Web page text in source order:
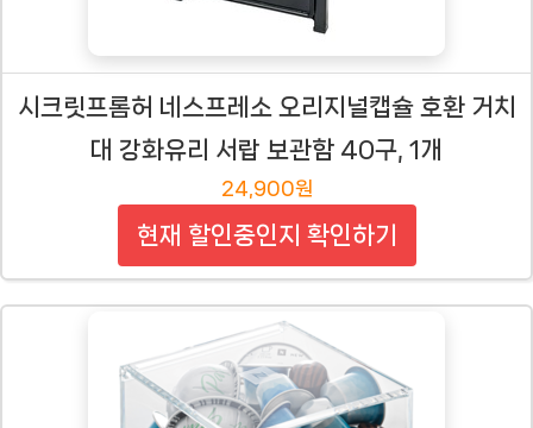
시크릿프롬허 네스프레소 오리지널캡슐 호환 거치
대 강화유리 서랍 보관함 40구, 1개
24,900원
현재 할인중인지 확인하기